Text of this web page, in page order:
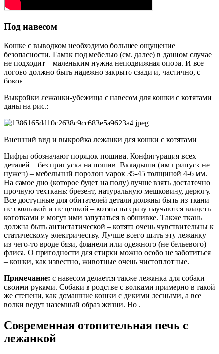
Под навесом
Кошке с выводком необходимо большее ощущение
безопасности. Гамак под мебелью (см. далее) в данном случае
не подходит – маленьким нужна неподвижная опора. И все
логово должно быть надежно закрыто сзади и, частично, с
боков.
Выкройки лежанки-убежища с навесом для кошки с котятами
даны на рис.:
Внешний вид и выкройка лежанки для кошки с котятами
Цифры обозначают порядок пошива. Конфигурация всех
деталей – без припуска на пошив. Вкладыши (им припуск не
нужен) – мебельный поролон марок 35-45 толщиной 4-6 мм.
На самое дно (которое будет на полу) лучше взять достаточно
прочную техткань: брезент, натуральную мешковину, дерюгу.
Все доступные для обитателей детали должны быть из ткани
не скользкой и не цепкой – котята на сразу научаются владеть
коготками и могут ими запутаться в обшивке. Также ткань
должна быть антистатической – котята очень чувствительны к
статическому электричеству. Лучше всего шить эту лежанку
из чего-то вроде бязи, фланели или одежного (не бельевого)
флиса. О пригодности для стирки можно особо не заботиться
– кошки, как известно, животные очень чистоплотные.
Примечание: с навесом делается также лежанка для собаки
своими руками. Собаки в родстве с волками примерно в такой
же степени, как домашние кошки с дикими лесными, а все
волки ведут наземный образ жизни. Но .
Современная отопительная печь с
лежанкой